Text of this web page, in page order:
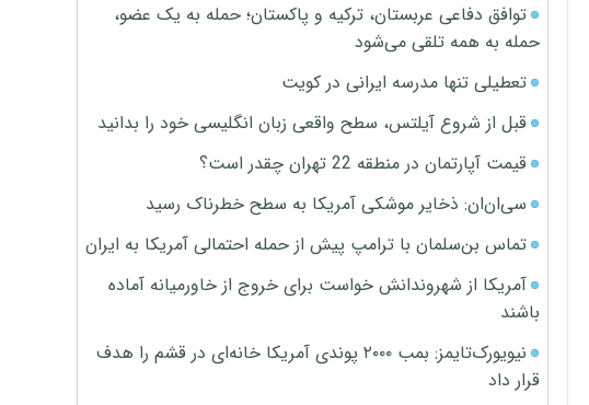
توافق دفاعی عربستان، ترکیه و پاکستان؛ حمله به یک عضو،
حمله به همه تلقی می‌شود
تعطیلی تنها مدرسه ایرانی در کویت
قبل از شروع آیلتس، سطح واقعی زبان انگلیسی خود را بدانید
قیمت آپارتمان در منطقه 22 تهران چقدر است؟
سی‌ان‌ان: ذخایر موشکی آمریکا به سطح خطرناک رسید
تماس بن‌سلمان با ترامپ پیش از حمله احتمالی آمریکا به ایران
آمریکا از شهروندانش خواست برای خروج از خاورمیانه آماده
باشند
نیویورک‌تایمز: بمب ۲۰۰۰ پوندی آمریکا خانه‌ای در قشم را هدف
قرار داد